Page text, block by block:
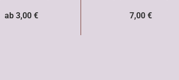
ab 3,00 € 7,00 €